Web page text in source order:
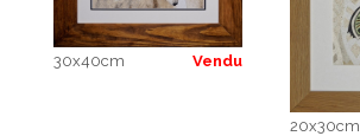
30x40cm Vendu
20x30cm